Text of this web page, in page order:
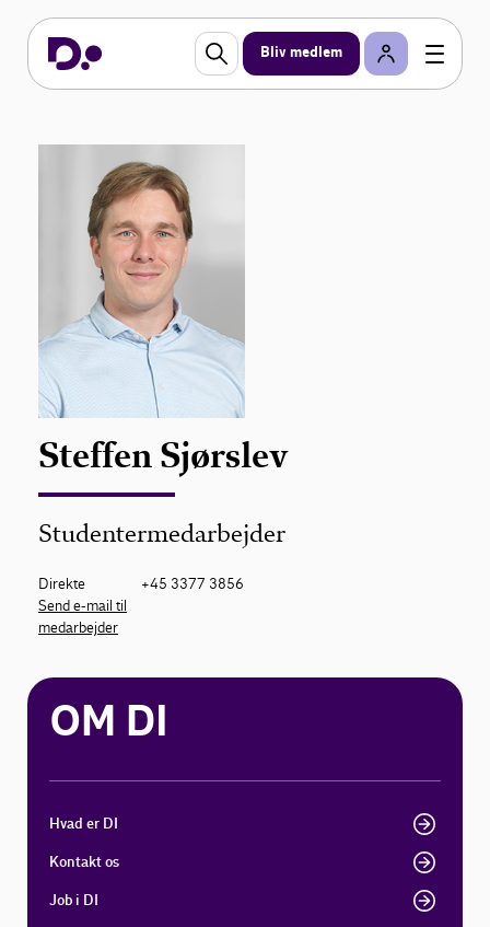
Bliv medlem
Steffen Sjørslev
Studentermedarbejder
Direkte
+45 3377 3856
Send e-mail til
medarbejder
OM DI
Hvad er DI
Kontakt os
Job i DI